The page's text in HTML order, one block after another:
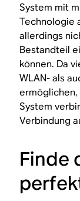
System mit
Technologie
allerdings
Bestandteil
können. Da
WLAN- als
ermöglichen,
System
Verbindung
Finde